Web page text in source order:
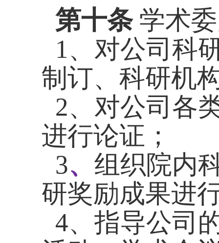
第十条 学术
1、对公司科
制订、科研机
2、对公司各
进行论证；
3、 组织院内
研奖励成果进
4、指导公司